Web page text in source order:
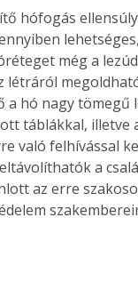
hófogás
még a
létráról
a hó nagy tömegű
táblákkal, illetve
való felhívással
a
az erre